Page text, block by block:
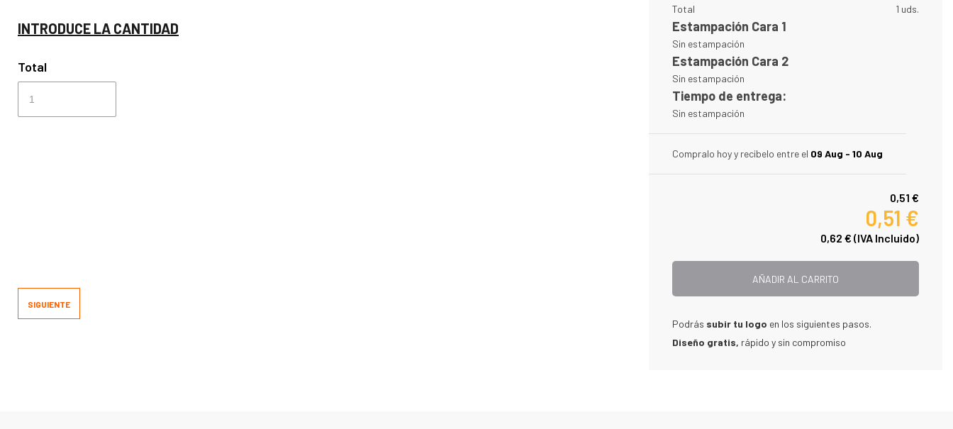
INTRODUCE LA CANTIDAD
Total
SIGUIENTE
Total
1 uds.
Estampación Cara 1
Sin estampación
Estampación Cara 2
Sin estampación
Tiempo de entrega:
Sin estampación
Compralo hoy y recibelo entre el 09 Aug - 10 Aug
0,51 €
0,51 €
0,62 € (IVA Incluido)
AÑADIR AL CARRITO
Podrás subir tu logo en los siguientes pasos.
Diseño gratis, rápido y sin compromiso